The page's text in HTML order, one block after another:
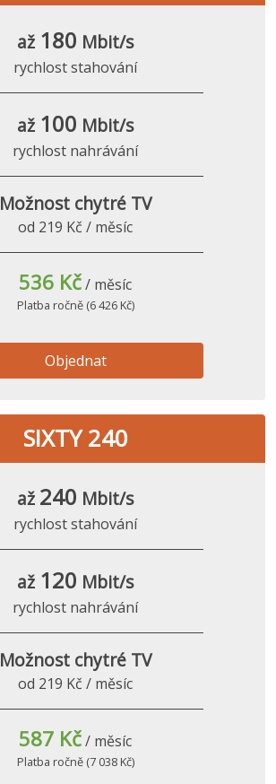
až 180 Mbit/s
rychlost stahování
až 100 Mbit/s
rychlost nahrávání
Možnost chytré TV
od 219 Kč / měsíc
536 Kč/ měsíc
Platba ročně (6 426 Kč)
Objednat
SIXTY 240
až 240 Mbit/s
rychlost stahování
až 120 Mbit/s
rychlost nahrávání
Možnost chytré TV
od 219 Kč / měsíc
587 Kč/ měsíc
Platba ročně (7 038 Kč)